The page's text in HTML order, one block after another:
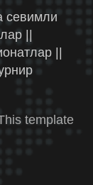
севимли
||
||
template